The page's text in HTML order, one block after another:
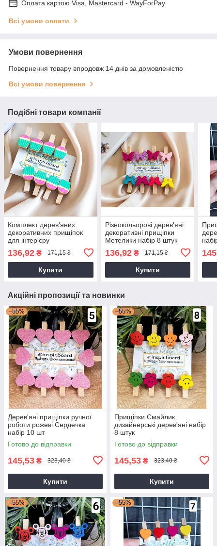
Оплата картою Visa, Mastercard - WayForPay
Всі умови оплати
Умови повернення
Повернення товару впродовж 14 днів за домовленістю
Всі умови повернення
Подібні товари компанії
Комплект дерев'яних
декоративних прищіпок
для інтер'єру
штук
136,92 ₴ 171,15 ₴
Купити
Різнокольорові дерев'яні
декоративні прищіпки
Метелики набір 8 штук
136,92₴ 171,15 ₴
Купити
Акційні пропозиції та новинки
–55%
Дерев'яні прищіпки ручної
роботи рожеві Сердечка
набір 10 шт
Готово до відправки
145,53 ₴ 323,40 ₴
Купити
–55%
Прищіпки Смайлик
дизайнерські дерев'яні набір
8 штук
Готово до відправки
145,53 ₴ 323,40 ₴
Купити
–55% –55%